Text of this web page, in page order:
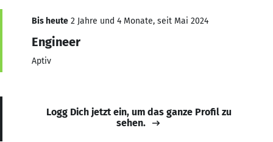
Bis heute 2 Jahre und 4 Monate, seit Mai 2024
Engineer
Aptiv
Logg Dich jetzt ein, um das ganze Profil zu
sehen.